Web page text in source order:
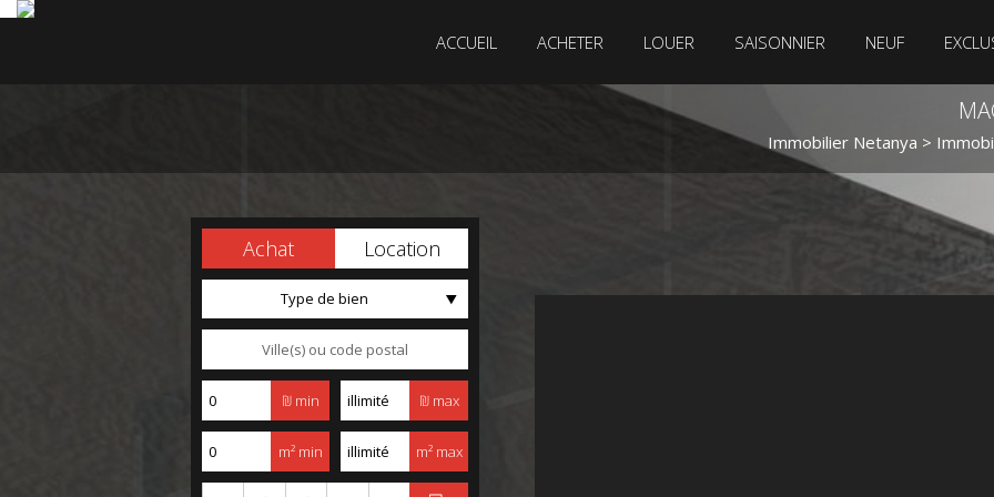
ACCUEIL ACHETER LOUER SAISONNIER NEUF
Immobilier Netanya >
Achat Location
Type de bien
₪ min ₪ max
m² min m² max